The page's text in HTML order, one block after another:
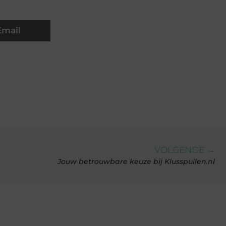
VOLGENDE →
Jouw betrouwbare keuze bij Klusspullen.nl